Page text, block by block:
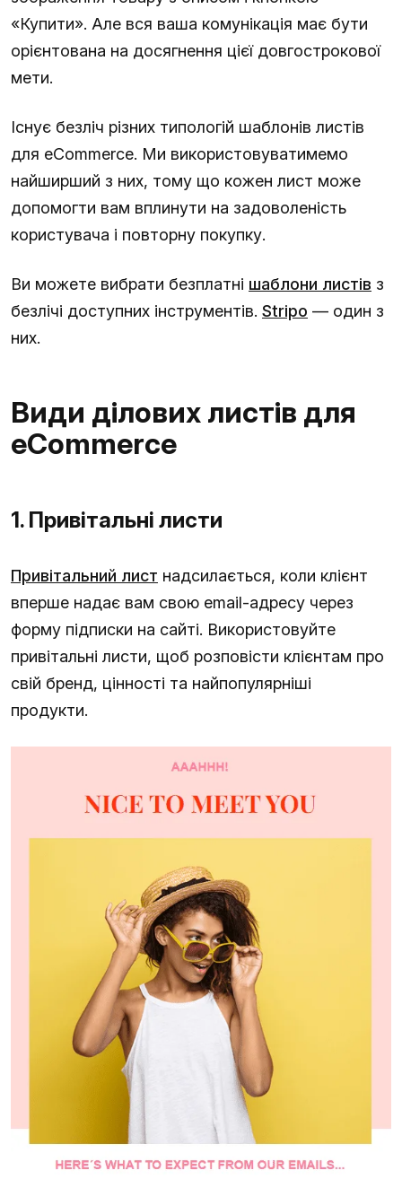
«Купити». Але вся ваша комунікація має бути
орієнтована на досягнення цієї довгострокової
мети.
Існує безліч різних типологій шаблонів листів
для eCommerce. Ми використовуватимемо
найширший з них, тому що кожен лист може
допомогти вам вплинути на задоволеність
користувача і повторну покупку.
Ви можете вибрати безплатні шаблони листів з
безлічі доступних інструментів. Stripo — один з
них.
Види ділових листів для
eCommerce
1. Привітальні листи
Привітальний лист надсилається, коли клієнт
вперше надає вам свою email-адресу через
форму підписки на сайті. Використовуйте
привітальні листи, щоб розповісти клієнтам про
свій бренд, цінності та найпопулярніші
продукти.